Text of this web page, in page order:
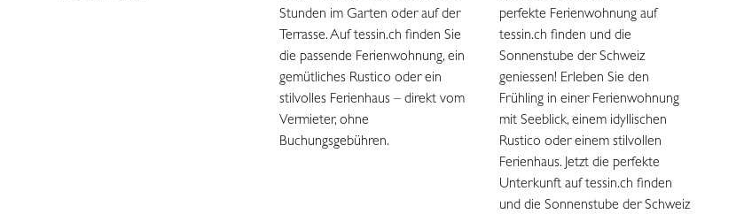
Stunden im Garten oder auf der
Terrasse. Auf tessin.ch finden Sie
die passende Ferienwohnung, ein
gemütliches Rustico oder ein
stilvolles Ferienhaus – direkt vom
Vermieter, ohne
Buchungsgebühren.
perfekte Ferienwohnung auf
tessin.ch finden und die
Sonnenstube der Schweiz
geniessen! Erleben Sie den
Frühling in einer Ferienwohnung
mit Seeblick, einem idyllischen
Rustico oder einem stilvollen
Ferienhaus. Jetzt die perfekte
Unterkunft auf tessin.ch finden
und die Sonnenstube der Schweiz